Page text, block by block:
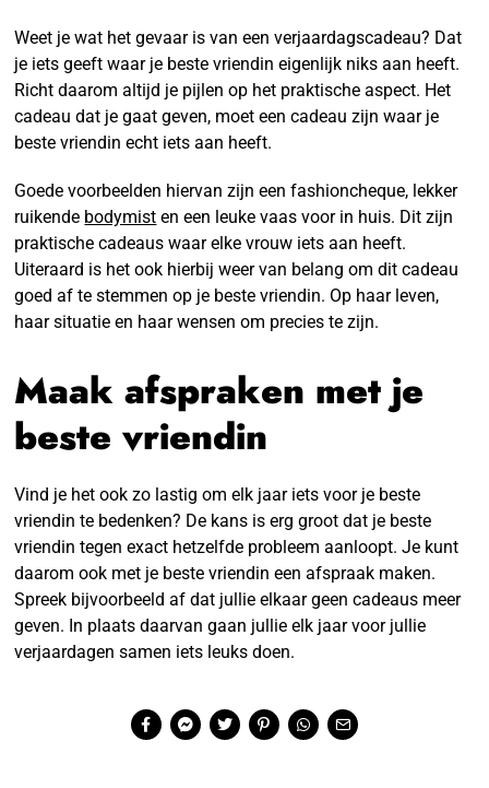
Weet je wat het gevaar is van een verjaardagscadeau? Dat
je iets geeft waar je beste vriendin eigenlijk niks aan heeft.
Richt daarom altijd je pijlen op het praktische aspect. Het
cadeau dat je gaat geven, moet een cadeau zijn waar je
beste vriendin echt iets aan heeft.
Goede voorbeelden hiervan zijn een fashioncheque, lekker
ruikende bodymist en een leuke vaas voor in huis. Dit zijn
praktische cadeaus waar elke vrouw iets aan heeft.
Uiteraard is het ook hierbij weer van belang om dit cadeau
goed af te stemmen op je beste vriendin. Op haar leven,
haar situatie en haar wensen om precies te zijn.
Maak afspraken met je
beste vriendin
Vind je het ook zo lastig om elk jaar iets voor je beste
vriendin te bedenken? De kans is erg groot dat je beste
vriendin tegen exact hetzelfde probleem aanloopt. Je kunt
daarom ook met je beste vriendin een afspraak maken.
Spreek bijvoorbeeld af dat jullie elkaar geen cadeaus meer
geven. In plaats daarvan gaan jullie elk jaar voor jullie
verjaardagen samen iets leuks doen.